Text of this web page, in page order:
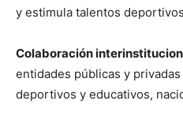
y estimula talentos
Colaboración
entidades públicas y
deportivos y educativos,